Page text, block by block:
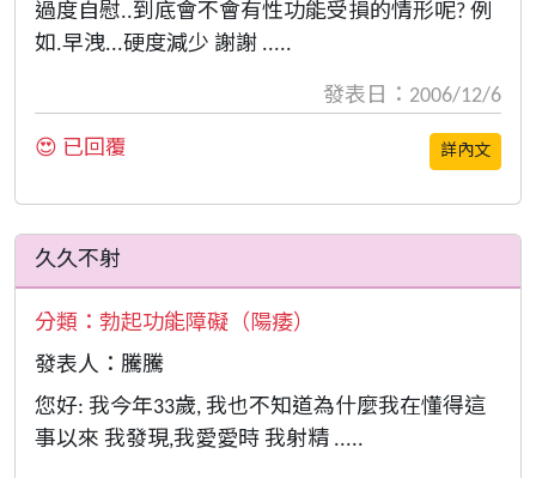
過度自慰..到底會不會有性功能受損的情形呢? 例
如.早洩...硬度減少 謝謝 .....
發表日：2006/12/6
😍 已回覆 詳內文
久久不射
分類： 勃起功能障礙（陽痿）
發表人：騰騰
您好: 我今年33歲, 我也不知道為什麼我在懂得這
事以來 我發現,我愛愛時 我射精 .....